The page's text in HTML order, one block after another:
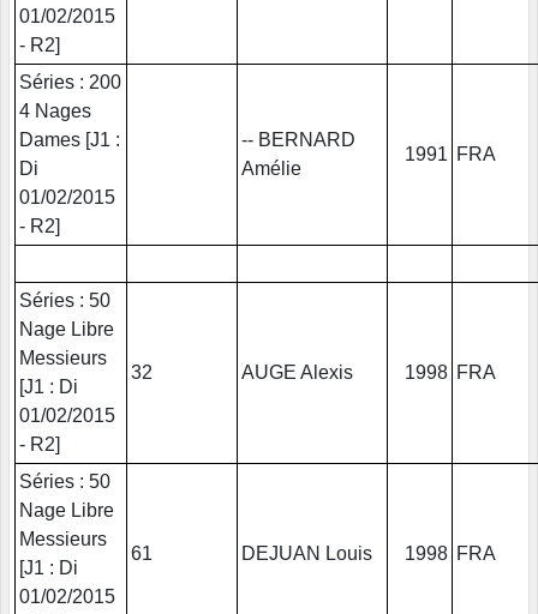
01/02/2015
- R2]
Séries : 200
4 Nages
Dames [J1 :
Di
01/02/2015
- R2]
-- BERNARD
Amélie
1991 FRA
Séries : 50
Nage Libre
Messieurs
[J1 : Di
01/02/2015
- R2]
32 AUGE Alexis 1998 FRA
Séries : 50
Nage Libre
Messieurs
[J1 : Di
01/02/2015
61 DEJUAN Louis 1998 FRA